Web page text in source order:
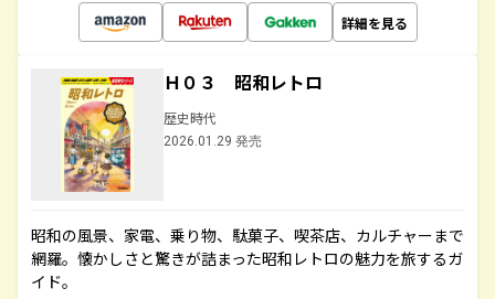
詳細を見る
Ｈ０３ 昭和レトロ
歴史時代
2026.01.29 発売
昭和の風景、家電、乗り物、駄菓子、喫茶店、カルチャーまで
網羅。懐かしさと驚きが詰まった昭和レトロの魅力を旅するガ
イド。